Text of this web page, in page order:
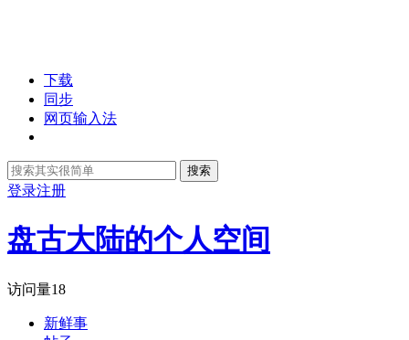
下载
同步
网页输入法
搜索
登录注册
盘古大陆的个人空间
访问量18
新鲜事